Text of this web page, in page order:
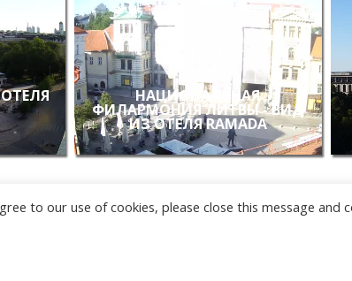
НАЦИОНАЛЬНАЯ
ФИЛАРМОНИЯ ЛИТВЫ - ВИД
ИЗ ОТЕЛЯ RAMADA
to our use of cookies, please close this message and